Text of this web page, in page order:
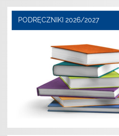
PODRĘCZNIKI 2026/2027